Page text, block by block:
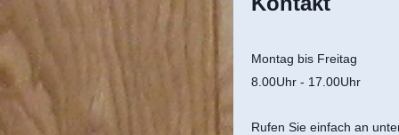
Montag bis Freitag
8.00Uhr - 17.00Uhr
Rufen Sie einfach an